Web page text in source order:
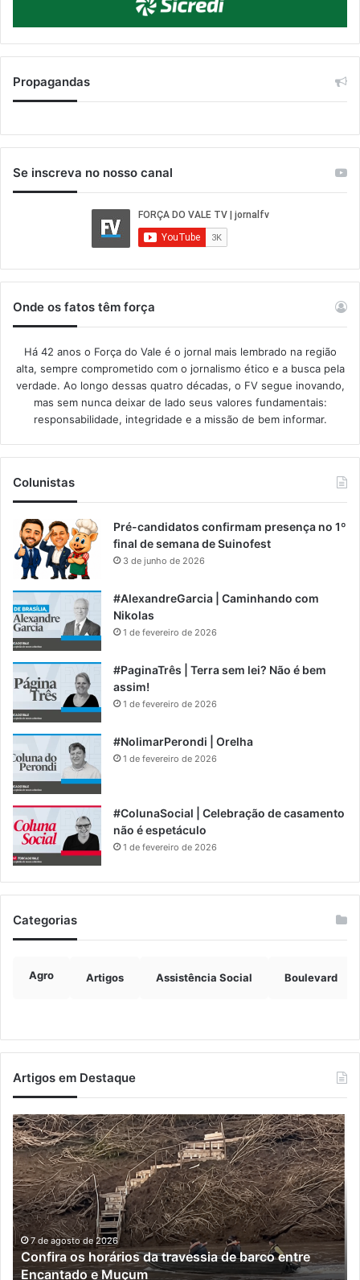
Propagandas
Se inscreva no nosso canal
Onde os fatos têm força
Há 42 anos o Força do Vale é o jornal mais lembrado na região
alta, sempre comprometido com o jornalismo ético e a busca pela
verdade. Ao longo dessas quatro décadas, o FV segue inovando,
mas sem nunca deixar de lado seus valores fundamentais:
responsabilidade, integridade e a missão de bem informar.​
Colunistas
Pré-candidatos confirmam presença no 1º
final de semana de Suinofest
3 de junho de 2026
#AlexandreGarcia | Caminhando com
Nikolas
1 de fevereiro de 2026
#PaginaTrês | Terra sem lei? Não é bem
assim!
1 de fevereiro de 2026
#NolimarPerondi | Orelha
1 de fevereiro de 2026
#ColunaSocial | Celebração de casamento
não é espetáculo
1 de fevereiro de 2026
Categorias
Agro Artigos Assistência Social Boulevard
Artigos em Destaque
Turisvales
2026
recebe
1200
profissionais
do
trade
turístico
7 de agosto de 2026
Turisvales 2026 recebe 1200 profissionais do trade
turístico